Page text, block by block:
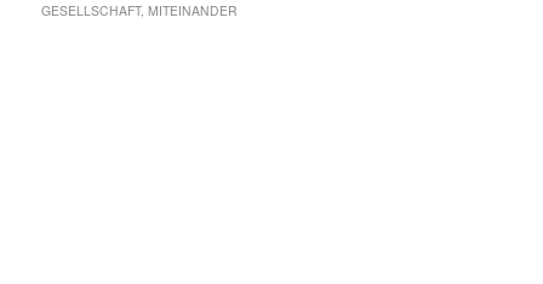
GESELLSCHAFT, MITEINANDER